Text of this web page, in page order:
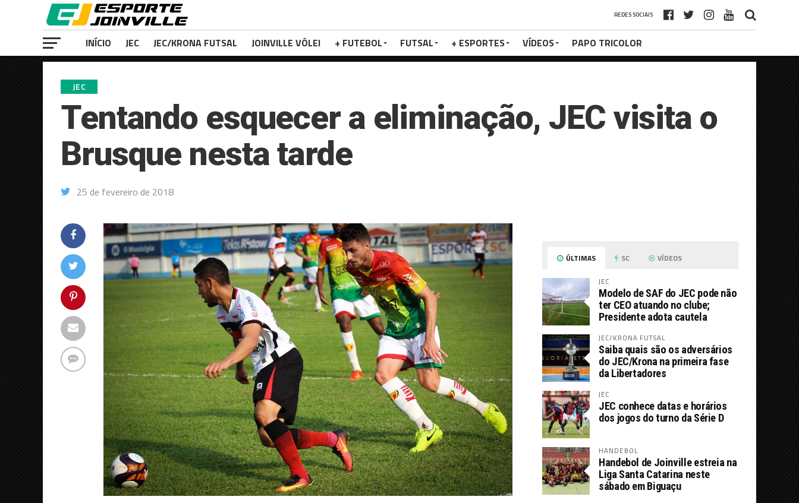
REDES SOCIAIS
INÍCIO JEC JEC/KRONA FUTSAL JOINVILLE VÔLEI + FUTEBOL FUTSAL + ESPORTES VÍDEOS PAPO TRICOLOR
JEC
Tentando esquecer a eliminação, JEC visita o
Brusque nesta tarde
25 de fevereiro de 2018
ÚLTIMAS SC VÍDEOS
JEC
Modelo de SAF do JEC pode não
ter CEO atuando no clube;
Presidente adota cautela
JEC/KRONA FUTSAL
Saiba quais são os adversários
do JEC/Krona na primeira fase
da Libertadores
JEC
JEC conhece datas e horários
dos jogos do turno da Série D
HANDEBOL
Handebol de Joinville estreia na
Liga Santa Catarina neste
sábado em Biguaçu